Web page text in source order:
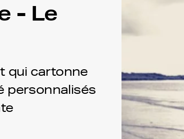
- Le
qui cartonne
personnalisés